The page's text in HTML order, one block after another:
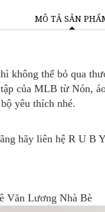
MÔ TẢ SẢN
không thể bỏ qua
của MLB từ Nón,
yêu thích nhé.
hãy liên hệ R U B
Văn Lương Nhà Bè